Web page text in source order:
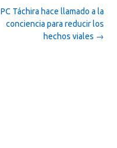
PC Táchira hace llamado a la
conciencia para reducir los
hechos viales →